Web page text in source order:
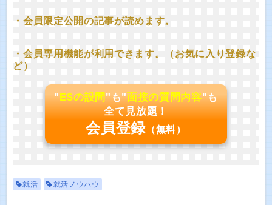
・会員限定公開の記事が読めます。
・会員専用機能が利用できます。（お気に入り登録な
ど）
"ESの設問"も"面接の質問内容"も
全て見放題！
会員登録 （無料）
就活 就活ノウハウ